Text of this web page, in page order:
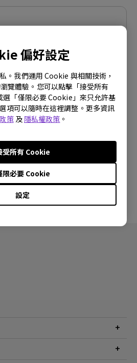
偏好設定
。我們運用 Cookie 與相關技術，
覽體驗。您可以點擊「接受所有
「僅限必要 Cookie」來只允許基
項可以隨時在這裡調整。更多資訊
策及 隱私權政策 。
設定
限必要 Cookie
受所有 Cookie
示您同意遵守我們的《